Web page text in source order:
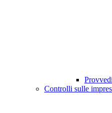
Controlli sulle